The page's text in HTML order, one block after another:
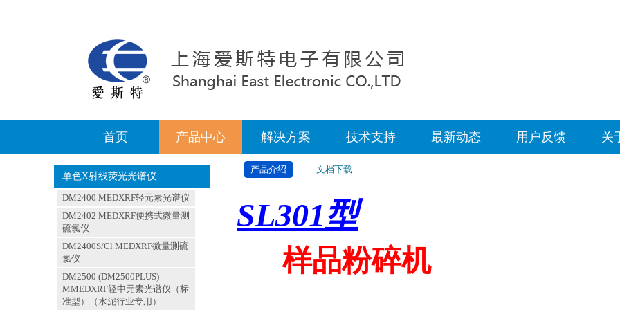
首页 产品中心 解决方案 技术支持 最新动态 用户反馈 关
单色X射线荧光光谱仪
DM2400 MEDXRF轻元素光谱仪
DM2402 MEDXRF便携式微量测
硫氯仪
DM2400S/Cl MEDXRF微量测硫
氯仪
DM2500 (DM2500PLUS)
MMEDXRF轻中元素光谱仪（标
准型）（水泥行业专用）
产品介绍 文档下载
SL301型
样品粉碎机